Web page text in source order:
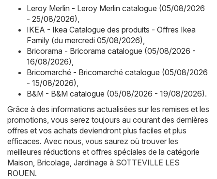
Leroy Merlin - Leroy Merlin catalogue (05/08/2026
- 25/08/2026),
IKEA - Ikea Catalogue des produits - Offres Ikea
Family (du mercredi 05/08/2026),
Bricorama - Bricorama catalogue (05/08/2026 -
16/08/2026),
Bricomarché - Bricomarché catalogue (05/08/2026
- 15/08/2026),
B&M - B&M catalogue (05/08/2026 - 19/08/2026).
Grâce à des informations actualisées sur les remises et les
promotions, vous serez toujours au courant des dernières
offres et vos achats deviendront plus faciles et plus
efficaces. Avec nous, vous saurez où trouver les
meilleures réductions et offres spéciales de la catégorie
Maison, Bricolage, Jardinage à SOTTEVILLE LES
ROUEN.